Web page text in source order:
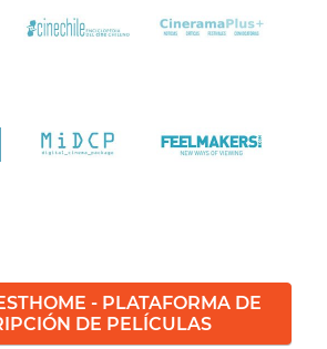
- PLATAFORMA DE
DE PELÍCULAS